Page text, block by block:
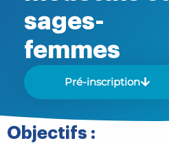
sages-
femmes
Pré-inscription
Objectifs :